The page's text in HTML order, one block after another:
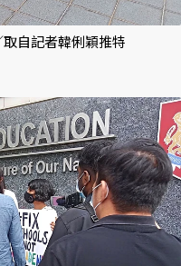
自記者韓俐穎推特